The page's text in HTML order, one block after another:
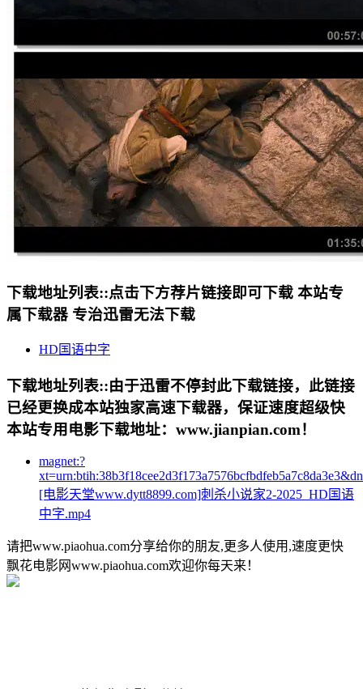
下载地址列表::点击下方荐片链接即可下载 本站专
属下载器 专治迅雷无法下载
HD国语中字
下载地址列表::由于迅雷不停封此下载链接，此链接
已经更换成本站独家高速下载器，保证速度超级快
本站专用电影下载地址：www.jianpian.com！
magnet:?
[电影天堂www.dytt8899.com]刺杀小说家2-2025_HD国语
中字.mp4
请把www.piaohua.com分享给你的朋友,更多人使用,速度更快
飘花电影网www.piaohua.com欢迎你每天来！